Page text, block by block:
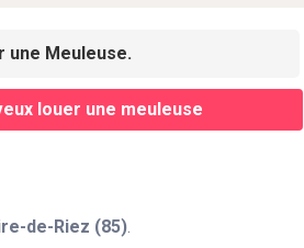
une Meuleuse.
louer une meuleuse
de-Riez (85).